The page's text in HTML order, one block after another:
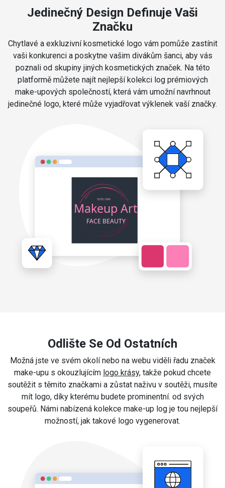
Jedinečný Design Definuje Vaši
Značku
Chytlavé a exkluzivní kosmetické logo vám pomůže zastínit
vaši konkurenci a poskytne vašim divákům šanci, aby vás
poznali od skupiny jiných kosmetických značek. Na této
platformě můžete najít nejlepší kolekci log prémiových
make-upových společností, která vám umožní navrhnout
jedinečné logo, které může vyjadřovat výklenek vaší značky.
Odlište Se Od Ostatních
Možná jste ve svém okolí nebo na webu viděli řadu značek
make-upu s okouzlujícím logo krásy, takže pokud chcete
soutěžit s těmito značkami a zůstat naživu v soutěži, musíte
mít logo, díky kterému budete prominentní. od svých
soupeřů. Námi nabízená kolekce make-up log je tou nejlepší
možností, jak takové logo vygenerovat.